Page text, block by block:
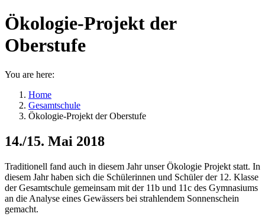
Ökologie-Projekt der
Oberstufe
You are here:
Home
Gesamtschule
Ökologie-Projekt der Oberstufe
14./15. Mai 2018
Traditionell fand auch in diesem Jahr unser Ökologie Projekt statt. In
diesem Jahr haben sich die Schülerinnen und Schüler der 12. Klasse
der Gesamtschule gemeinsam mit der 11b und 11c des Gymnasiums
an die Analyse eines Gewässers bei strahlendem Sonnenschein
gemacht.